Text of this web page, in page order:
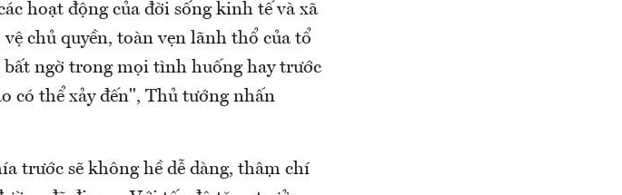
hoạt động của đời sống kinh tế và xã
chủ quyền, toàn vẹn lãnh thổ của tổ
bất ngờ trong mọi tình huống hay trước
có thể xảy đến", Thủ tướng nhấn
trước sẽ không hề dễ dàng, thậm chí